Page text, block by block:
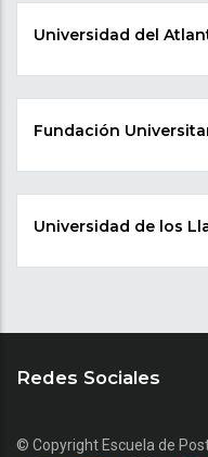
Universidad del
Fundación
Universidad de los
Redes Sociales
© Copyright Escuela de